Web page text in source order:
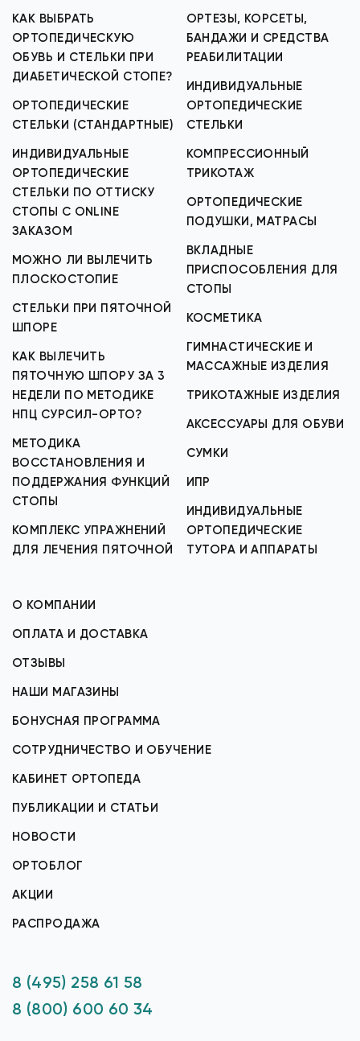
КАК ВЫБРАТЬ
ОРТОПЕДИЧЕСКУЮ
ОБУВЬ И СТЕЛЬКИ ПРИ
ДИАБЕТИЧЕСКОЙ СТОПЕ?
ОРТОПЕДИЧЕСКИЕ
СТЕЛЬКИ (СТАНДАРТНЫЕ)
ИНДИВИДУАЛЬНЫЕ
ОРТОПЕДИЧЕСКИЕ
СТЕЛЬКИ ПО ОТТИСКУ
СТОПЫ С ONLINE
ЗАКАЗОМ
МОЖНО ЛИ ВЫЛЕЧИТЬ
ПЛОСКОСТОПИЕ
СТЕЛЬКИ ПРИ ПЯТОЧНОЙ
ШПОРЕ
КАК ВЫЛЕЧИТЬ
ПЯТОЧНУЮ ШПОРУ ЗА 3
НЕДЕЛИ ПО МЕТОДИКЕ
НПЦ СУРСИЛ-ОРТО?
МЕТОДИКА
ВОССТАНОВЛЕНИЯ И
ПОДДЕРЖАНИЯ ФУНКЦИЙ
СТОПЫ
КОМПЛЕКС УПРАЖНЕНИЙ
ДЛЯ ЛЕЧЕНИЯ ПЯТОЧНОЙ
ОРТЕЗЫ, КОРСЕТЫ,
БАНДАЖИ И СРЕДСТВА
РЕАБИЛИТАЦИИ
ИНДИВИДУАЛЬНЫЕ
ОРТОПЕДИЧЕСКИЕ
СТЕЛЬКИ
КОМПРЕССИОННЫЙ
ТРИКОТАЖ
ОРТОПЕДИЧЕСКИЕ
ПОДУШКИ, МАТРАСЫ
ВКЛАДНЫЕ
ПРИСПОСОБЛЕНИЯ ДЛЯ
СТОПЫ
КОСМЕТИКА
ГИМНАСТИЧЕСКИЕ И
МАССАЖНЫЕ ИЗДЕЛИЯ
ТРИКОТАЖНЫЕ ИЗДЕЛИЯ
АКСЕССУАРЫ ДЛЯ ОБУВИ
СУМКИ
ИПР
ИНДИВИДУАЛЬНЫЕ
ОРТОПЕДИЧЕСКИЕ
ТУТОРА И АППАРАТЫ
О КОМПАНИИ
ОПЛАТА И ДОСТАВКА
ОТЗЫВЫ
НАШИ МАГАЗИНЫ
БОНУСНАЯ ПРОГРАММА
СОТРУДНИЧЕСТВО И ОБУЧЕНИЕ
КАБИНЕТ ОРТОПЕДА
ПУБЛИКАЦИИ И СТАТЬИ
НОВОСТИ
ОРТОБЛОГ
АКЦИИ
РАСПРОДАЖА
8 (495) 258 61 58
8 (800) 600 60 34